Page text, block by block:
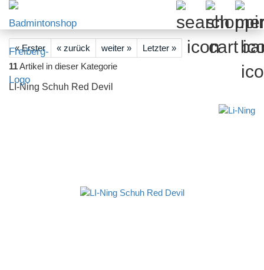
« Erster « zurück weiter »
Letzter »
11Artikel in dieser Kategorie
LI-Ning Schuh Red Devil